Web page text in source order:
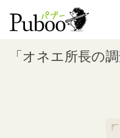
「オネエ所長の